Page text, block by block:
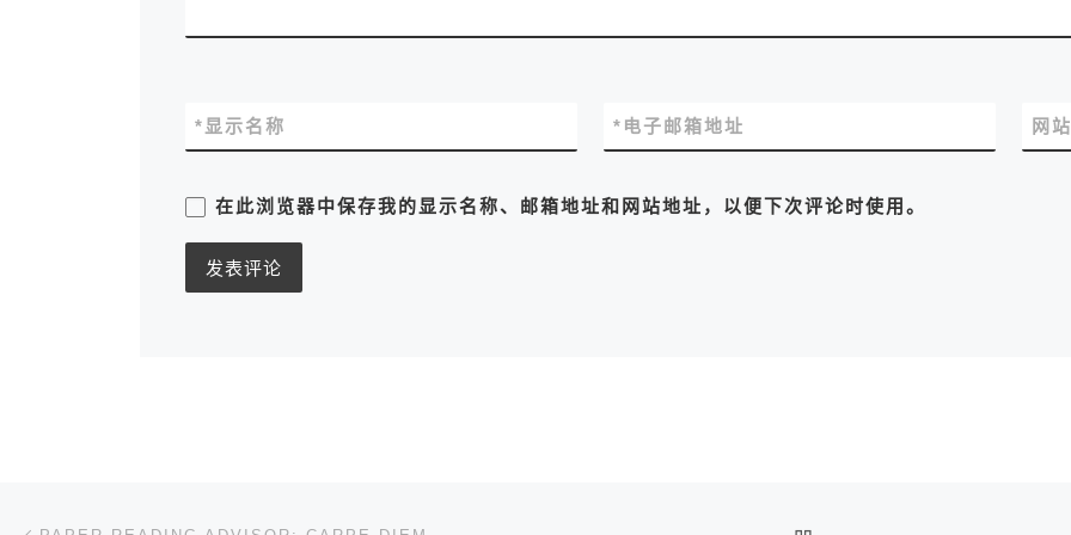
显示名称
* 电子邮箱地址
* 网
在此浏览器中保存我的显示名称、邮箱地址和网站地址，以便下次评论时使用。
文章导航